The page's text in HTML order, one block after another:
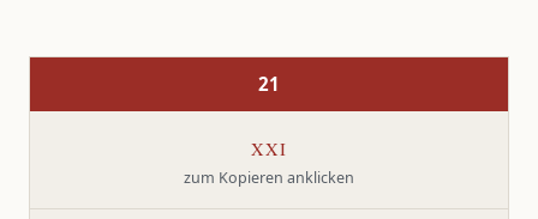
21
XXI
zum Kopieren anklicken